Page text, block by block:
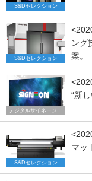
S&Dセレクション
S&Dセレクション
ング
案。
デジタルサイネージ トレンド
“新
S&Dセレクション
マッ